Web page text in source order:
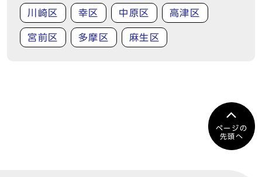
川崎区 幸区 中原区 高津区
宮前区 多摩区 麻生区
ページの
先頭へ